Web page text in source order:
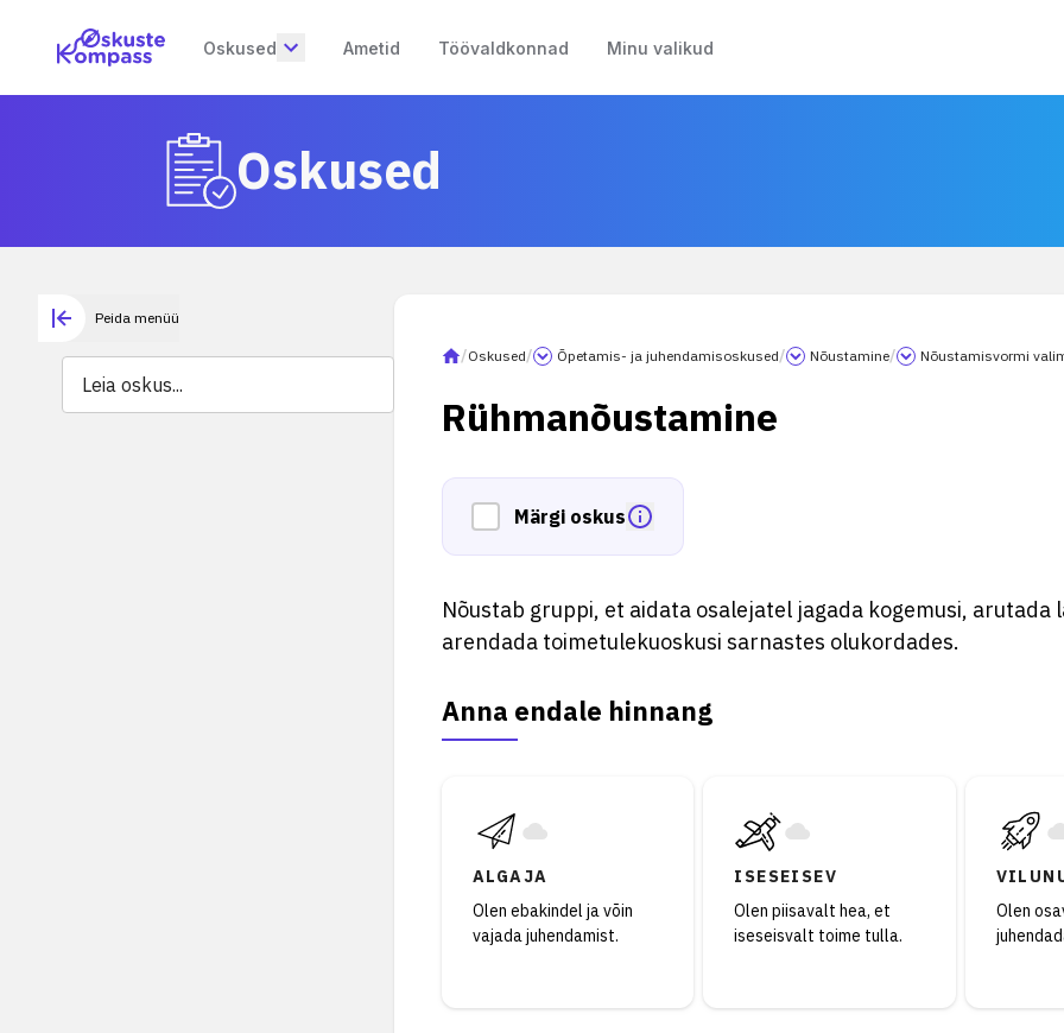
Oskused Ametid Töövaldkonnad Minu valikud
Oskused
Peida menüü
/Oskused/ Õpetamis- ja juhendamisoskused/ Nõustamine/ Nõustamisvormi
Rühmanõustamine
Märgi oskus
Nõustab gruppi, et aidata osalejatel jagada kogemusi, arutada
arendada toimetulekuoskusi sarnastes olukordades.
Anna endale hinnang
ALGAJA
Olen ebakindel ja võin
vajada juhendamist.
ISESEISEV
Olen piisavalt hea, et
iseseisvalt toime tulla.
Olen